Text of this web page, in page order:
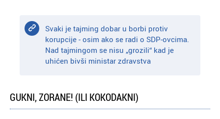
Svaki je tajming dobar u borbi protiv
korupcije - osim ako se radi o SDP-ovcima.
Nad tajmingom se nisu „grozili“ kad je
uhićen bivši ministar zdravstva
GUKNI, ZORANE! (ILI KOKODAKNI)